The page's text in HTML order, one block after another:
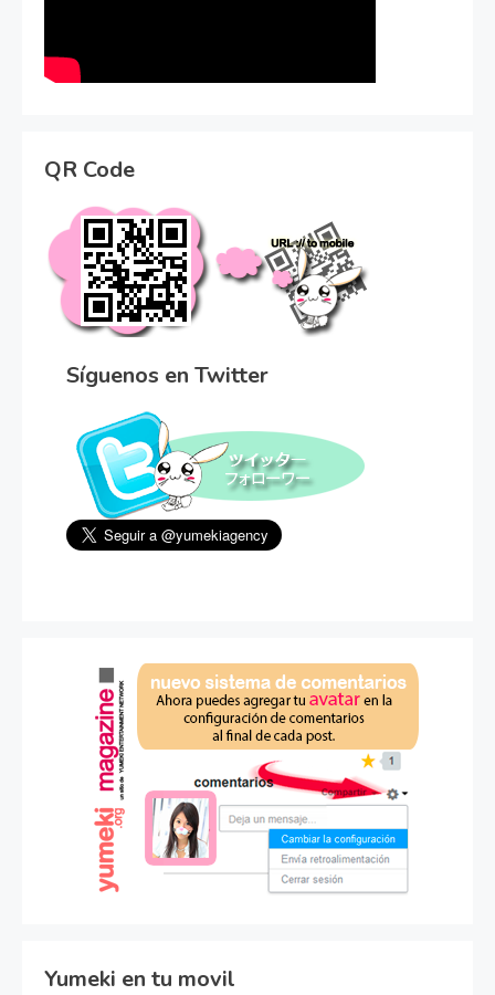
QR Code
Síguenos en Twitter
Yumeki en tu movil